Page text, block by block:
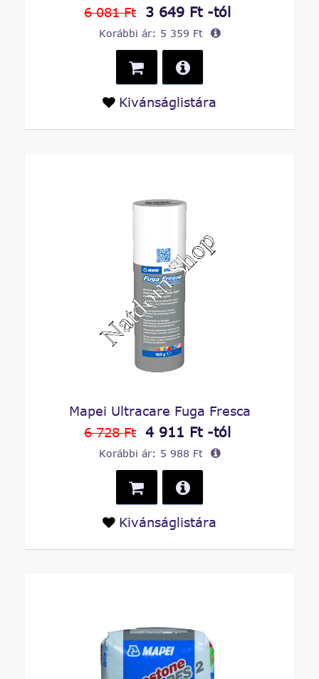
6 081 Ft
3 649 Ft -tól
Korábbi ár: 5 359 Ft
Kivánságlistára
Mapei Ultracare Fuga Fresca
6 728 Ft 4 911 Ft -tól
Korábbi ár: 5 988 Ft
Kivánságlistára